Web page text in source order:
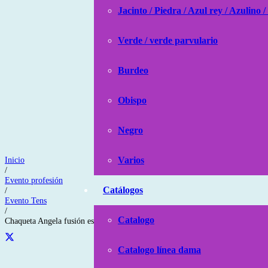
Jacinto / Piedra / Azul rey / Azulino /
Verde / verde parvulario
Burdeo
Obispo
Negro
Varios
Catálogos
Catalogo
Catalogo línea dama
Inicio
/
Evento profesión
/
Evento Tens
/
Chaqueta Angela fusión estampada florcita piedra